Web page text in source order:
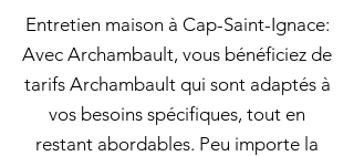
Entretien maison à Cap-Saint-Ignace:
Avec Archambault, vous bénéficiez de
tarifs Archambault qui sont adaptés à
vos besoins spécifiques, tout en
restant abordables. Peu importe la